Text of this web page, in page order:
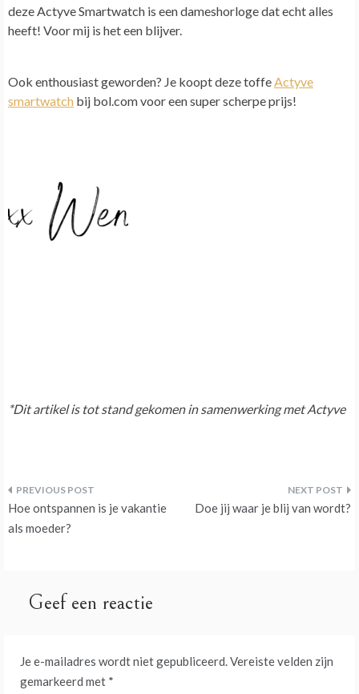
deze Actyve Smartwatch is een dameshorloge dat echt alles
heeft! Voor mij is het een blijver.
Ook enthousiast geworden? Je koopt deze toffeActyve
smartwatch bij bol.com voor een super scherpe prijs!
*Dit artikel is tot stand gekomen in samenwerking met Actyve
Bericht
navigatie
Hoe ontspannen is je vakantie
als moeder?
Doe jij waar je blij van wordt?
Geef een reactie
Je e-mailadres wordt niet gepubliceerd.Vereiste velden zijn
gemarkeerd met *